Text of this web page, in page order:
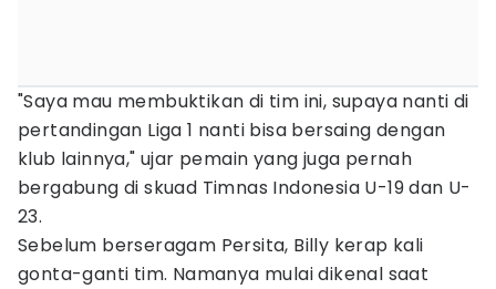
"Saya mau membuktikan di tim ini, supaya nanti di
pertandingan Liga 1 nanti bisa bersaing dengan
klub lainnya," ujar pemain yang juga pernah
bergabung di skuad Timnas Indonesia U-19 dan U-
23.
Sebelum berseragam Persita, Billy kerap kali
gonta-ganti tim. Namanya mulai dikenal saat